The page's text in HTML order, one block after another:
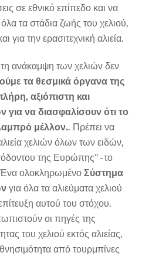
σε εθνικό επίπεδο και να
τα στάδια ζωής του χελιού,
για την ερασιτεχνική αλιεία.
ανάκαμψη των χελιών δεν
τα θεσμικά όργανα της
αξιόπιστη και
για να διασφαλίσουν ότι το
μέλλον.. Πρέπει να
χελιών όλων των ειδών,
της Ευρώπης" - το
Ένα ολοκληρωμένοΣύστημα
για όλα τα αλιεύματα χελιού
αυτού του στόχου.
οι πηγές της
του χελιού εκτός αλιείας,
από τουρμπίνες